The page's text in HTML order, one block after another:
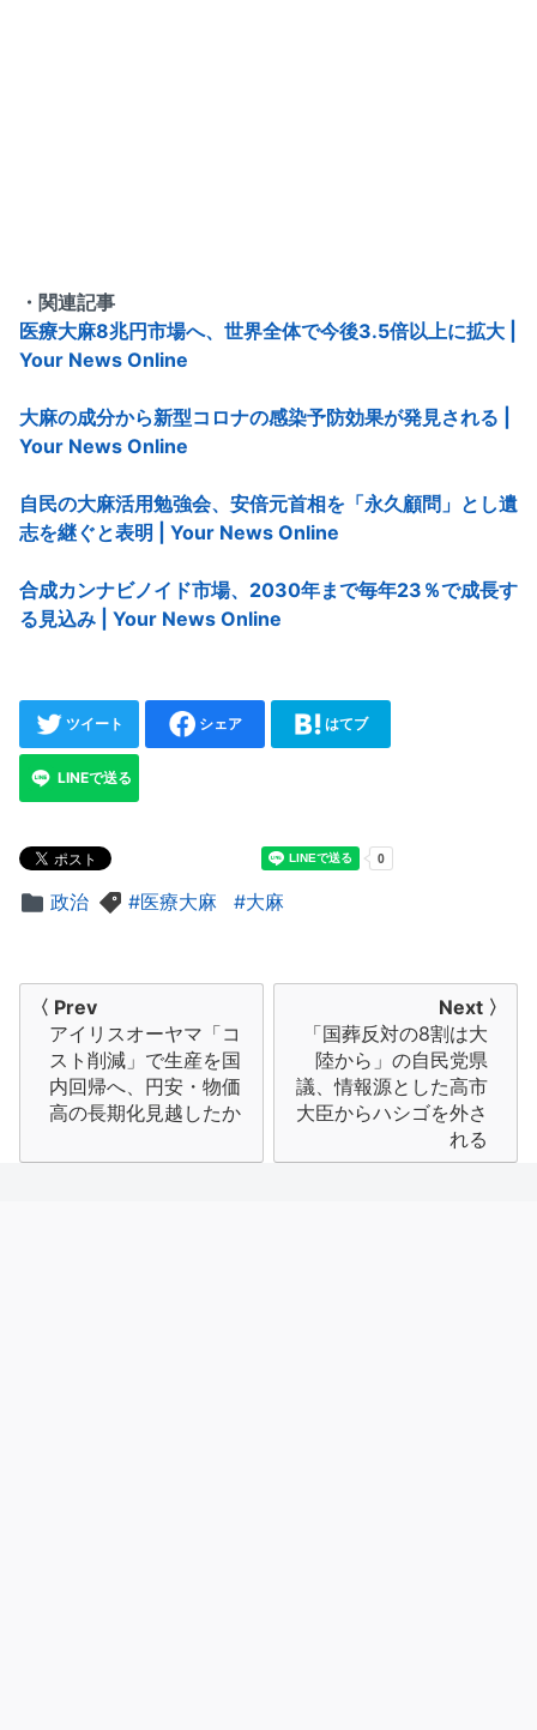
・関連記事
医療大麻8兆円市場へ、世界全体で今後3.5倍以上に拡大 |
Your News Online
大麻の成分から新型コロナの感染予防効果が発見される |
Your News Online
自民の大麻活用勉強会、安倍元首相を「永久顧問」とし遺
志を継ぐと表明 | Your News Online
合成カンナビノイド市場、2030年まで毎年23％で成長す
る見込み | Your News Online
ツイート シェア はてブ
LINEで送る
政治 医療大麻 大麻
〈 Prev
アイリスオーヤマ「コ
スト削減」で生産を国
内回帰へ、円安・物価
高の長期化見越したか
Next 〉
「国葬反対の8割は大
陸から」の自民党県
議、情報源とした高市
大臣からハシゴを外さ
れる